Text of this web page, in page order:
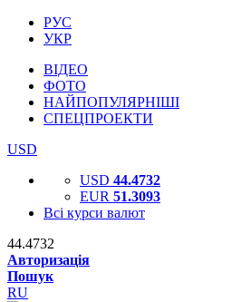
РУС
УКР
ВІДЕО
ФОТО
НАЙПОПУЛЯРНІШІ
СПЕЦПРОЕКТИ
USD
USD 44.4732
EUR 51.3093
Всі курси валют
44.4732
Авторизація
Пошук
RU